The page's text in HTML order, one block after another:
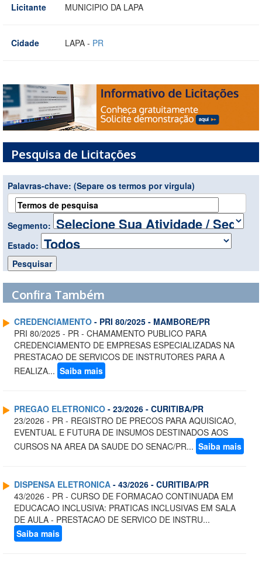
Licitante
MUNICIPIO DA LAPA
Cidade LAPA - PR
Pesquisa de Licitações
Palavras-chave: (Separe os termos por virgula)
Segmento:
Estado:
Confira Também
CREDENCIAMENTO - PRI 80/2025 - MAMBORE/PR
PRI 80/2025 - PR - CHAMAMENTO PUBLICO PARA
CREDENCIAMENTO DE EMPRESAS ESPECIALIZADAS NA
PRESTACAO DE SERVICOS DE INSTRUTORES PARA A
REALIZA... Saiba mais
PREGAO ELETRONICO - 23/2026 - CURITIBA/PR
23/2026 - PR - REGISTRO DE PRECOS PARA AQUISICAO,
EVENTUAL E FUTURA DE INSUMOS DESTINADOS AOS
CURSOS NA AREA DA SAUDE DO SENAC/PR... Saiba mais
DISPENSA ELETRONICA - 43/2026 - CURITIBA/PR
43/2026 - PR - CURSO DE FORMACAO CONTINUADA EM
EDUCACAO INCLUSIVA: PRATICAS INCLUSIVAS EM SALA
DE AULA - PRESTACAO DE SERVICO DE INSTRU...
Saiba mais